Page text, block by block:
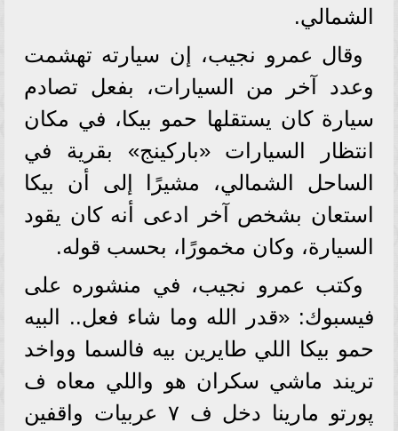
الشمالي.
وقال عمرو نجيب، إن سيارته تهشمت
وعدد آخر من السيارات، بفعل تصادم
سيارة كان يستقلها حمو بيكا، في مكان
انتظار السيارات «باركينج» بقرية في
الساحل الشمالي، مشيرًا إلى أن بيكا
استعان بشخص آخر ادعى أنه كان يقود
السيارة، وكان مخمورًا، بحسب قوله.
وكتب عمرو نجيب، في منشوره على
فيسبوك: «قدر الله وما شاء فعل.. البيه
حمو بيكا اللي طايرين بيه فالسما وواخد
تريند ماشي سكران هو واللي معاه ف
پورتو مارينا دخل ف ٧ عربيات واقفين